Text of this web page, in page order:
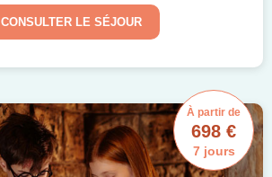
CONSULTER LE SÉJOUR
À partir de
698 €
7 jours